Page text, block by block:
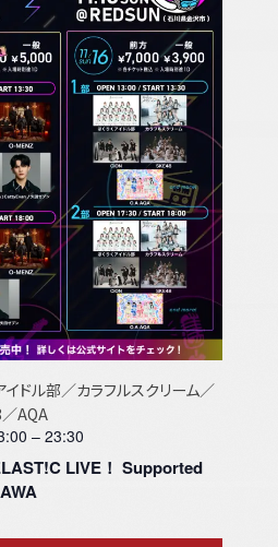
– 23:30
LIVE！ Supported
イドル部／カラフルスクリーム／
AQA